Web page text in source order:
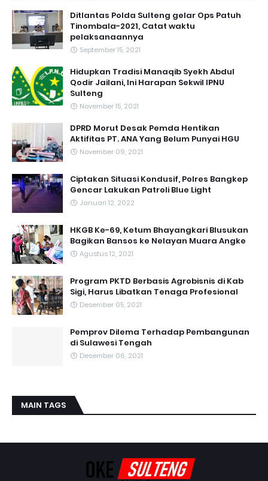
Ditlantas Polda Sulteng gelar Ops Patuh
Tinombala-2021, Catat waktu
pelaksanaannya
September 15, 2021
Hidupkan Tradisi Manaqib Syekh Abdul
Qodir Jailani, Ini Harapan Sekwil IPNU
Sulteng
November 15, 2021
DPRD Morut Desak Pemda Hentikan
Aktifitas PT. ANA Yang Belum Punyai HGU
November 09, 2021
Ciptakan Situasi Kondusif, Polres Bangkep
Gencar Lakukan Patroli Blue Light
Januari 12, 2022
HKGB Ke-69, Ketum Bhayangkari Blusukan
Bagikan Bansos ke Nelayan Muara Angke
Agustus 12, 2021
Program PKTD Berbasis Agrobisnis di Kab
Sigi, Harus Libatkan Tenaga Profesional
Desember 05, 2021
Pemprov Dilema Terhadap Pembangunan
di Sulawesi Tengah
Desember 06, 2021
MAIN TAGS